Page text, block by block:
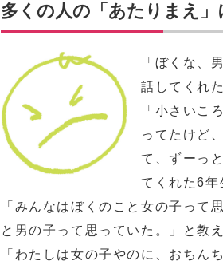
多くの人の「あたりまえ」
「ぼくな、
話してくれ
「小さいこ
ってたけど
て、ずーっ
てくれた6年
「みんなはぼくのこと女の子って
と男の子って思っていた。」と教
「わたしは女の子やのに、おちん